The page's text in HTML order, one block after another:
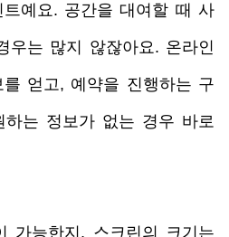
예요. 공간을 대여할 때 사
우는 많지 않잖아요. 온라인
얻고, 예약을 진행하는 구
는 정보가 없는 경우 바로
가능한지, 스크린의 크기는